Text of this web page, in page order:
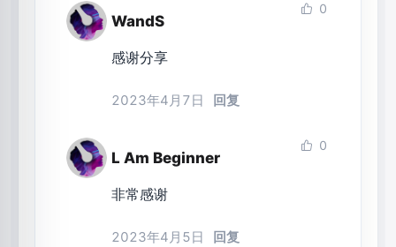
WandS
0
感谢分享
2023年4月7日 回复
L Am Beginner
0
非常感谢
2023年4月5日 回复